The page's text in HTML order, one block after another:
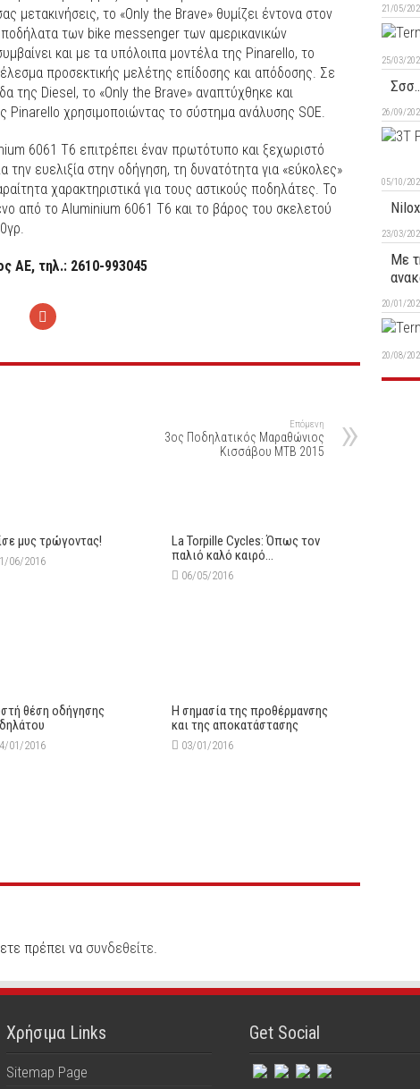
μετακινήσεις, το «Only the Brave» θυμίζει έντονα στον
των bike messenger των αμερικανικών
και με τα υπόλοιπα μοντέλα της Pinarello, το
προσεκτικής μελέτης επίδοσης και απόδοσης. Σε
της Diesel, το «Only the Brave» αναπτύχθηκε και
Pinarello χρησιμοποιώντας το σύστημα ανάλυσης SOE.
6061 T6 επιτρέπει έναν πρωτότυπο και ξεχωριστό
ευελιξία στην οδήγηση, τη δυνατότητα για «εύκολες»
χαρακτηριστικά για τους αστικούς ποδηλάτες. Το
από το Aluminium 6061 T6 και το βάρος του σκελετού
ΑΕ, τηλ.: 2610-993045
Επόμενη
3ος Ποδηλατικός Μαραθώνιος
Κισσάβου MTB 2015
μυς τρώγοντας!
06/2016
La Torpille Cycles: Όπως τον
παλιό καλό καιρό…
06/05/2016
θέση οδήγησης
01/2016
Η σημασία της προθέρμανσης
και της αποκατάστασης
03/01/2016
πρέπει να συνδεθείτε.
21/05/
25/03/
26/09/
05/10/
23/03/
Με
20/01/
20/08/
Χρήσιμα Links
Sitemap Page
Get Social